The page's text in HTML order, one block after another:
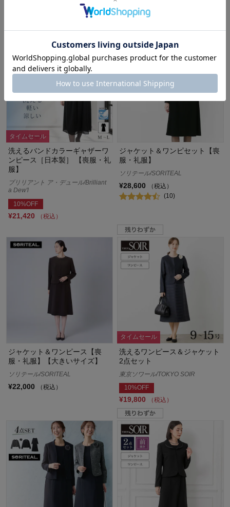
タイムセール
洗えるバンドカラーギャザーワ
ンピース［日本製］ 【喪服・礼
服】
ブリリアント ア・デュール/Brilliant
a Dew'l
10%OFF
¥21,420 （税込）
ジャケット＆ワンピセット【喪
服・礼服】
ソリテール/SORITEAL
¥28,600
（税込）
(10)
ジャケット＆ワンピース【喪
服・礼服】【大きいサイズ】
ソリテール/SORITEAL
¥22,000 （税込）
タイムセール
洗えるワンピース＆ジャケット
2点セット
東京ソワール/TOKYO SOIR
10%OFF
¥19,800 （税込）